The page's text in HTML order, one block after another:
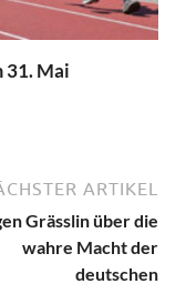
31. Mai
ARTIKEL
Grässlin über die
wahre Macht der
deutschen